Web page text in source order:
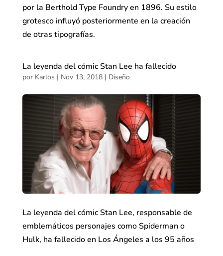
por la Berthold Type Foundry en 1896. Su estilo
grotesco influyó posteriormente en la creación
de otras tipografías.
La leyenda del cómic Stan Lee ha fallecido
por Karlos | Nov 13, 2018| Diseño
La leyenda del cómic Stan Lee, responsable de
emblemáticos personajes como Spiderman o
Hulk, ha fallecido en Los Ángeles a los 95 años